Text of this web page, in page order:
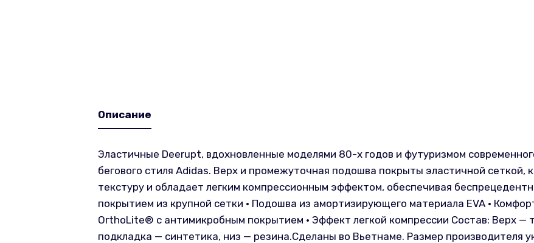
Описание
Эластичные Deerupt, вдохновленные моделями 80-х годов и футуризмом
бегового стиля Adidas. Верх и промежуточная подошва покрыты эластичной сеткой,
текстуру и обладает легким компрессионным эффектом, обеспечивая
покрытием из крупной сетки • Подошва из амортизирующего материала EVA •
OrthoLite® с антимикробным покрытием • Эффект легкой компрессии Состав: Верх —
подкладка — синтетика, низ — резина.Сделаны во Вьетнаме. Размер производителя